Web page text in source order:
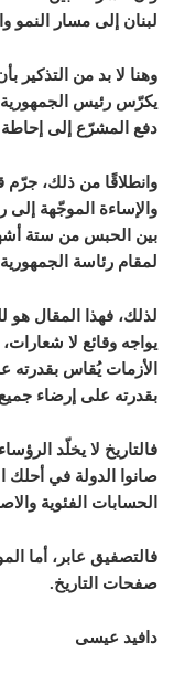
لبنان إلى مسار النمو
يكرّس رئيس الجمهورية
دفع المشرّع إلى إحاطة
وانطلاقًا من ذلك، جرّم
والإساءة الموجّهة إلى
بين الحبس من ستة
لمقام رئاسة
لذلك، فهذا المقال هو
يواجه وقائع لا
الأزمات يُقاس بقدرته
بقدرته على إرضاء
فالتاريخ لا يخلّد
صانوا الدولة في
الحسابات الفئوية
فالتصفيق عابر، أما
صفحات التاريخ.
دافيد عيسى